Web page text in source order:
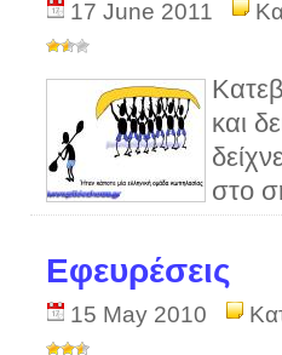
17 June 2011
και
στο
Εφευρέσεις
15 May 2010